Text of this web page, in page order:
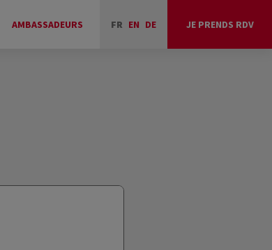
AMBASSADEURS FR EN DE JE PRENDS RDV